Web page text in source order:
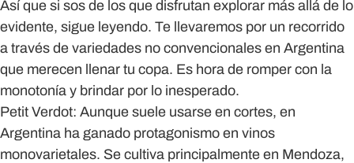
Así que si sos de los que disfrutan explorar más allá de lo
evidente, sigue leyendo. Te llevaremos por un recorrido
a través de variedades no convencionales en Argentina
que merecen llenar tu copa. Es hora de romper con la
monotonía y brindar por lo inesperado.
Petit Verdot: Aunque suele usarse en cortes, en
Argentina ha ganado protagonismo en vinos
monovarietales. Se cultiva principalmente en Mendoza,